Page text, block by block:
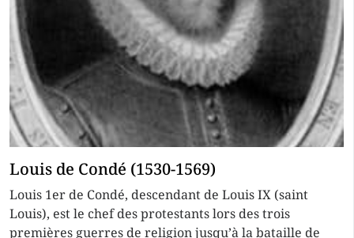
Louis de Condé (1530-1569)
Louis 1er de Condé, descendant de Louis IX (saint
Louis), est le chef des protestants lors des trois
premières guerres de religion jusqu’à la bataille de